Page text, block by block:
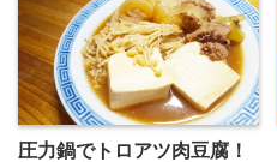
圧力鍋でトロアツ肉豆腐！